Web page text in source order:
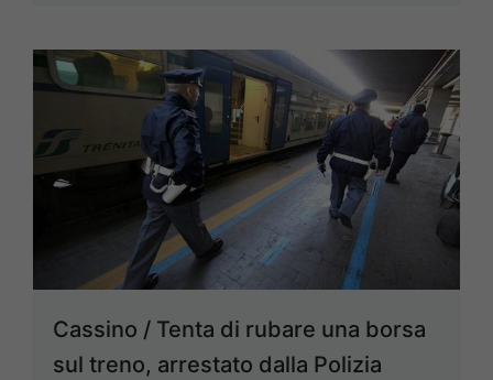
Cassino / Tenta di rubare una borsa
sul treno, arrestato dalla Polizia